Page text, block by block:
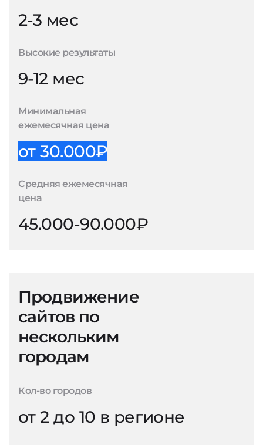
2-3 мес
Высокие результаты
9-12 мес
Минимальная
ежемесячная цена
от 30.000₽
Средняя ежемесячная
цена
45.000-90.000₽
Продвижение
сайтов по
нескольким
городам
Кол-во городов
от 2 до 10 в регионе